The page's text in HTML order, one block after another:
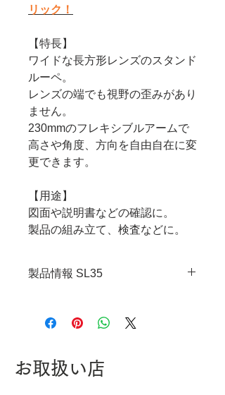
リック！
【特長】
ワイドな長方形レンズのスタンド
ルーペ。
レンズの端でも視野の歪みがあり
ません。
230mmのフレキシブルアームで
高さや角度、方向を自由自在に変
更できます。
【用途】
図面や説明書などの確認に。
製品の組み立て、検査などに。
製品情報 SL35
・倍率：1.8倍
・重量：356g
お取扱い店